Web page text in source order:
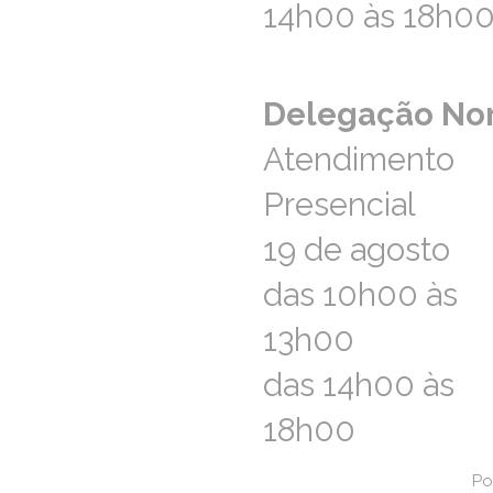
14h00 às 18h00
14h00 às 18h00
Delegação
Atendimento
Presencial
19 de agosto
das 10h00 às
13h00
das 14h00 às
18h00
Delegação
Atendimento
Presencial
19 de agosto
das 10h00 às
13h00
das 14h00 às
18h00